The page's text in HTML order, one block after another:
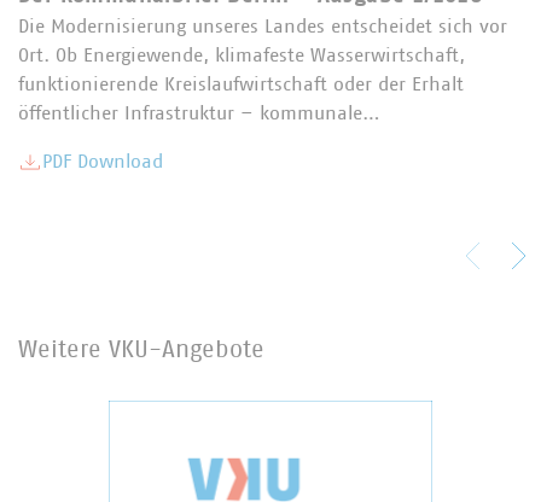
Die Modernisierung unseres Landes entscheidet sich vor
Ort. Ob Energiewende, klimafeste Wasserwirtschaft,
funktionierende Kreislaufwirtschaft oder der Erhalt
öffentlicher Infrastruktur – kommunale…
PDF Download
Weitere VKU-Angebote